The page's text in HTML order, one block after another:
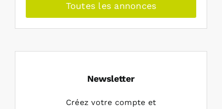
Toutes les annonces
Newsletter
Créez votre compte et